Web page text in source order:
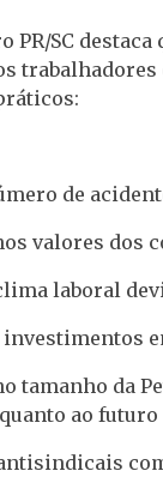
PR/SC
de
valores
laboral
investimentos
tamanho da
ao